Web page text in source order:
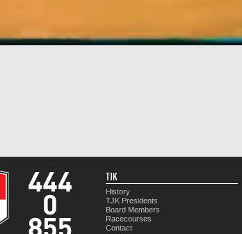
TJK
History
TJK Presidents
Board Members
Racecourses
Contact